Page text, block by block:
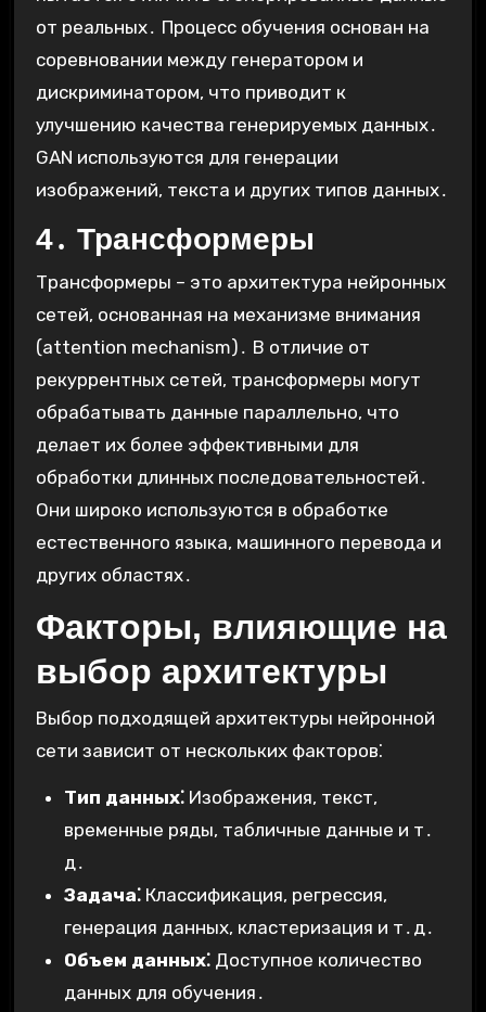
от реальных․ Процесс обучения основан на
соревновании между генератором и
дискриминатором, что приводит к
улучшению качества генерируемых данных․
GAN используются для генерации
изображений, текста и других типов данных․
4․ Трансформеры
Трансформеры – это архитектура нейронных
сетей, основанная на механизме внимания
(attention mechanism)․ В отличие от
рекуррентных сетей, трансформеры могут
обрабатывать данные параллельно, что
делает их более эффективными для
обработки длинных последовательностей․
Они широко используются в обработке
естественного языка, машинного перевода и
других областях․
Факторы, влияющие на
выбор архитектуры
Выбор подходящей архитектуры нейронной
сети зависит от нескольких факторов⁚
Тип данных⁚Изображения, текст,
временные ряды, табличные данные и т․
д․
Задача⁚Классификация, регрессия,
генерация данных, кластеризация и т․д․
Объем данных⁚Доступное количество
данных для обучения․